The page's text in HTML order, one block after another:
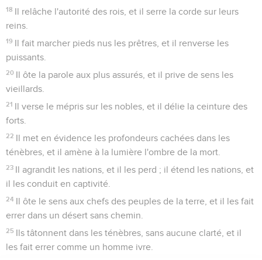
18 Il relâche l'autorité des rois, et il serre la corde sur leurs
reins.
19 Il fait marcher pieds nus les prêtres, et il renverse les
puissants.
20 Il ôte la parole aux plus assurés, et il prive de sens les
vieillards.
21 Il verse le mépris sur les nobles, et il délie la ceinture des
forts.
22 Il met en évidence les profondeurs cachées dans les
ténèbres, et il amène à la lumière l'ombre de la mort.
23 Il agrandit les nations, et il les perd ; il étend les nations, et
il les conduit en captivité.
24 Il ôte le sens aux chefs des peuples de la terre, et il les fait
errer dans un désert sans chemin.
25 Ils tâtonnent dans les ténèbres, sans aucune clarté, et il
les fait errer comme un homme ivre.